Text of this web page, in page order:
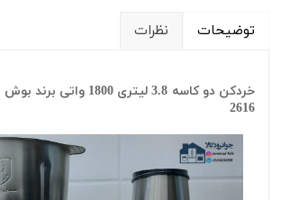
توضیحات نظرات
2616